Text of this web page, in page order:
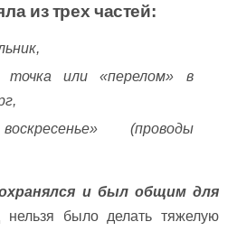
из трех частей:
точка или «перелом» в
(проводы
и был общим для
было делать тяжелую